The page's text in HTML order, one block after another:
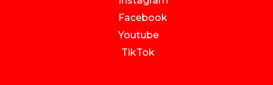
Facebook
Youtube
TikTok